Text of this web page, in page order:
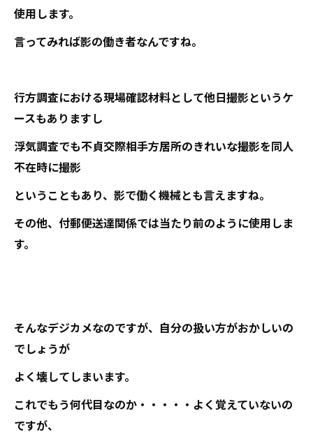
使用します。
言ってみれば影の働き者なんですね。
行方調査における現場確認材料として他日撮影というケ
ースもありますし
浮気調査でも不貞交際相手方居所のきれいな撮影を同人
不在時に撮影
ということもあり、影で働く機械とも言えますね。
その他、付郵便送達関係では当たり前のように使用しま
す。
そんなデジカメなのですが、自分の扱い方がおかしいの
でしょうが
よく壊してしまいます。
これでもう何代目なのか・・・・・よく覚えていないの
ですが、